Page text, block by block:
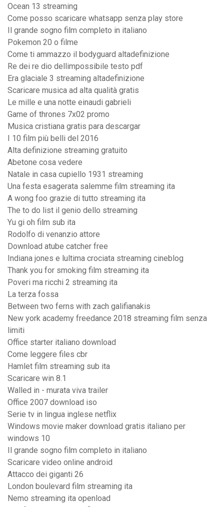
Ocean 13 streaming
Come posso scaricare whatsapp senza play store
Il grande sogno film completo in italiano
Pokemon 20 o filme
Come ti ammazzo il bodyguard altadefinizione
Re dei re dio dellimpossibile testo pdf
Era glaciale 3 streaming altadefinizione
Scaricare musica ad alta qualità gratis
Le mille e una notte einaudi gabrieli
Game of thrones 7x02 promo
Musica cristiana gratis para descargar
I 10 film più belli del 2016
Alta definizione streaming gratuito
Abetone cosa vedere
Natale in casa cupiello 1931 streaming
Una festa esagerata salemme film streaming ita
A wong foo grazie di tutto streaming ita
The to do list il genio dello streaming
Yu gi oh film sub ita
Rodolfo di venanzio attore
Download atube catcher free
Indiana jones e lultima crociata streaming cineblog
Thank you for smoking film streaming ita
Poveri ma ricchi 2 streaming ita
La terza fossa
Between two ferns with zach galifianakis
New york academy freedance 2018 streaming film senza
limiti
Office starter italiano download
Come leggere files cbr
Hamlet film streaming sub ita
Scaricare win 8.1
Walled in - murata viva trailer
Office 2007 download iso
Serie tv in lingua inglese netflix
Windows movie maker download gratis italiano per
windows 10
Il grande sogno film completo in italiano
Scaricare video online android
Attacco dei giganti 26
London boulevard film streaming ita
Nemo streaming ita openload